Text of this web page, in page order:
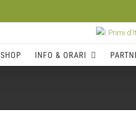
SHOP INFO & ORARI